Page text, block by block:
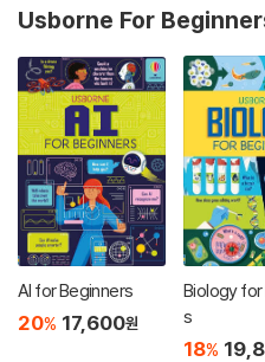
Usborne For
AI for Beginners
20% 17,600원
Biology
s
18%